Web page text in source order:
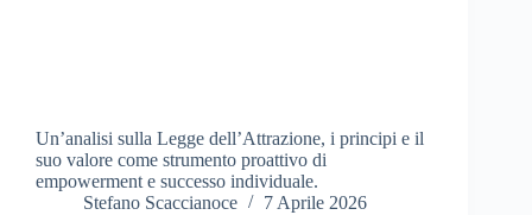
Un’analisi sulla Legge dell’Attrazione, i principi e il
suo valore come strumento proattivo di
empowerment e successo individuale.
Stefano Scaccianoce
7 Aprile 2026